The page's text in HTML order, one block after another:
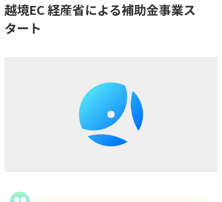
越境EC 経産省による補助金事業ス
タート